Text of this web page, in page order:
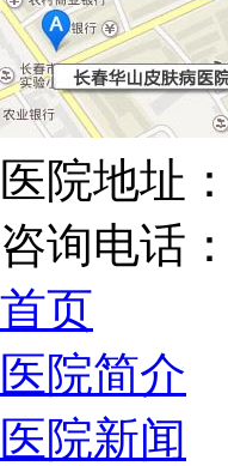
医院地址
咨询电话
首页
医院简介
医院新闻